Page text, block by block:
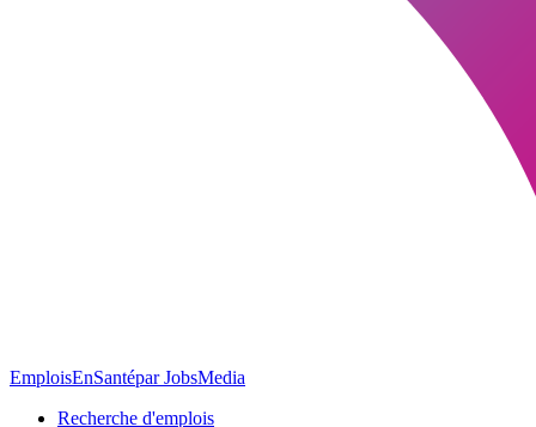
EmploisEnSantépar JobsMedia
Recherche d'emplois